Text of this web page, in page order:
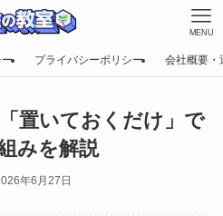
MENU
ー プライバシーポリシー 会社概要・
置いておくだけ」で
みを解説
年6月27日